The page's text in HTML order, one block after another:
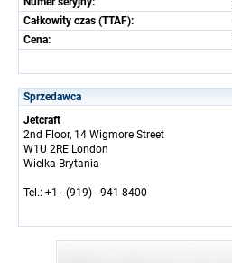
Całkowity czas (TTAF):
Cena:
Sprzedawca
Jetcraft
2nd Floor, 14 Wigmore Street
W1U 2RE London
Wielka Brytania
Tel.: +1 - (919) - 941 8400